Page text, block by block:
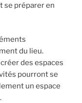
se préparer en
du lieu.
des espaces
pourront se
un espace